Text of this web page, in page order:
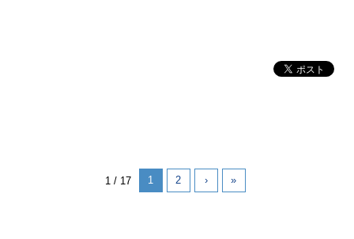
1 / 17 1 2 › »